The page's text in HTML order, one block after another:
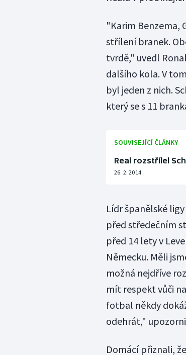
"Karim Benzema,
střílení branek.
tvrdě," uvedl
dalšího kola. V
byl jeden z nich.
který se s 11
SOUVISEJÍCÍ ČLÁNKY
Real rozstřílel
26. 2. 2014
Lídr španělské
před středečním
před 14 lety v
Německu. Měli
možná nejdříve
mít respekt vůči
fotbal někdy
odehrát,"
Domácí přiznali,